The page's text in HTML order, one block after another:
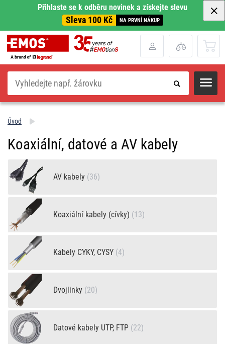
Přihlaste se k odběru novinek a získejte slevu
Sleva 100 Kč NA PRVNÍ NÁKUP
Hledat
Úvod
Koaxiální, datové a AV kabely
AV kabely (36)
Koaxiální kabely (cívky) (13)
Kabely CYKY, CYSY (4)
Dvojlinky (20)
Datové kabely UTP, FTP (22)